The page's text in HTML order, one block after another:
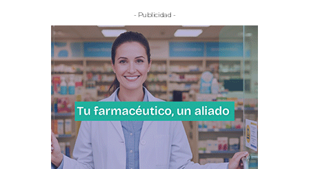
- Publicidad -